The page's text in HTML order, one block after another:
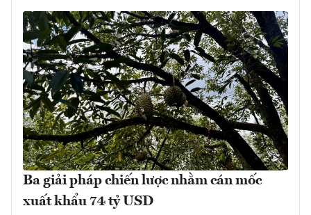
Ba giải pháp chiến lược nhằm cán mốc
xuất khẩu 74 tỷ USD